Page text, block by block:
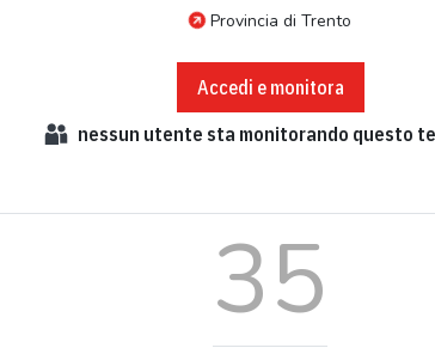
Provincia di Trento
Accedi e monitora
nessun utente sta monitorando questo
35